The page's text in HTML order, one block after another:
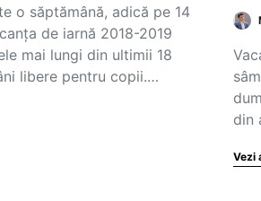
o săptămână, adică pe 14
de iarnă 2018-2019
mai lungi din ultimii 18
libere pentru copii.…
din
Vezi